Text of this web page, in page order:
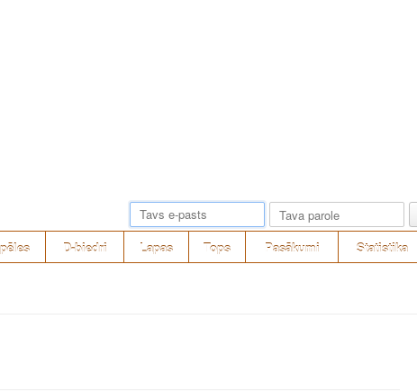
D-biedri Lapas Tops Pasākumi Statistika